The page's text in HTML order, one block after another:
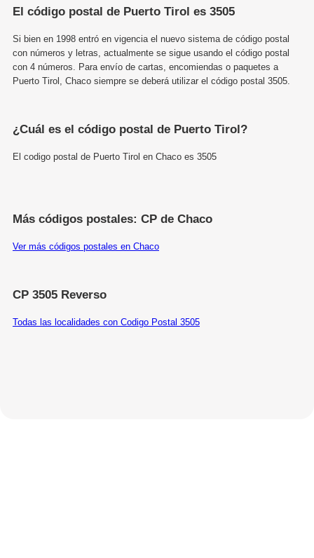
El código postal de Puerto Tirol es 3505
Si bien en 1998 entró en vigencia el nuevo sistema de código postal
con números y letras, actualmente se sigue usando el código postal
con 4 números. Para envío de cartas, encomiendas o paquetes a
Puerto Tirol, Chaco siempre se deberá utilizar el código postal 3505.
¿Cuál es el código postal de Puerto Tirol?
El codigo postal de Puerto Tirol en Chaco es 3505
Más códigos postales: CP de Chaco
Ver más códigos postales en Chaco
CP 3505 Reverso
Todas las localidades con Codigo Postal 3505